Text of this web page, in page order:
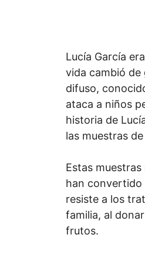
Lucía García
vida cambió
difuso,
ataca a niños
historia de
las muestras
Estas
han convertido
resiste a los
familia, al
frutos.